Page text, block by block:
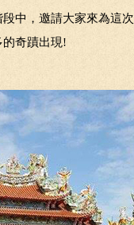
中，邀請大家來為這
奇蹟出現!